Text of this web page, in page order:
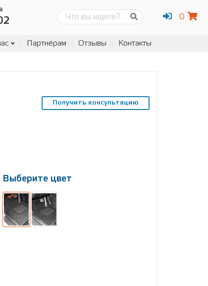
0
Партнёрам Отзывы Контакты
Получить консультацию
Выберите цвет
Выберите
размер